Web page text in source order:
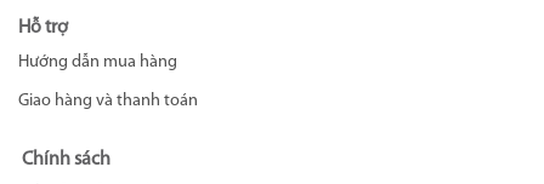
Hỗ trợ
Hướng dẫn mua hàng
Giao hàng và thanh toán
Chính sách